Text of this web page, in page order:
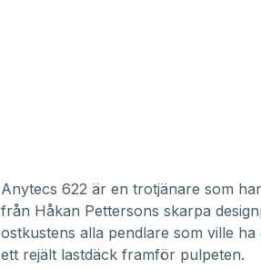
Anytecs 622 är en trotjänare som
från Håkan Pettersons skarpa
ostkustens alla pendlare som ville
ett rejält lastdäck framför pulpeten.